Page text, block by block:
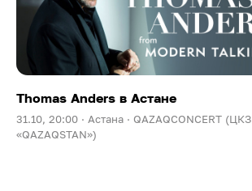
Thomas Anders в Астане
31.10, 20:00 · Астана · QAZAQCONCERT (ЦКЗ
«QAZAQSTAN»)